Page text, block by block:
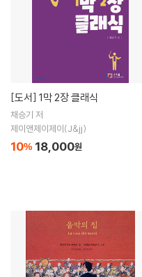
[도서] 1막 2장 클래식
채승기 저
제이앤제이제이(J&jj)
10% 18,000원